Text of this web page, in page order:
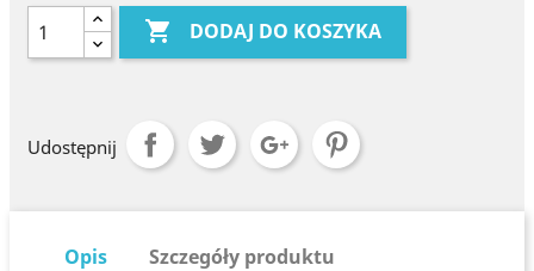
 DODAJ DO KOSZYKA
Udostępnij
Opis
Szczegóły produktu